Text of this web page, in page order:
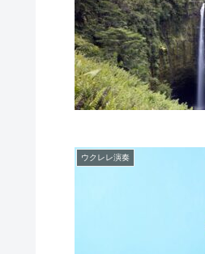
ウクレレ演奏